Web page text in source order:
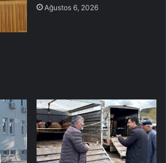
Ağustos 6, 2026